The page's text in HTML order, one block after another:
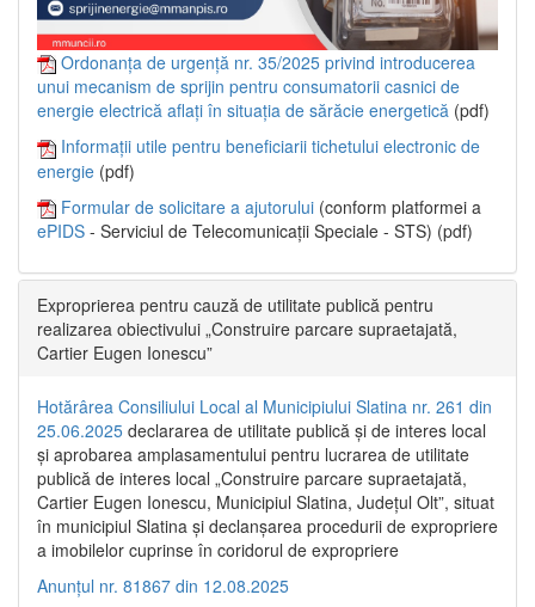
Ordonanța de urgență nr. 35/2025 privind introducerea
unui mecanism de sprijin pentru consumatorii casnici de
energie electrică aflați în situația de sărăcie energetică (pdf)
Informații utile pentru beneficiarii tichetului electronic de
energie (pdf)
Formular de solicitare a ajutorului (conform platformei a
ePIDS - Serviciul de Telecomunicații Speciale - STS) (pdf)
Exproprierea pentru cauză de utilitate publică pentru
realizarea obiectivului „Construire parcare supraetajată,
Cartier Eugen Ionescu”
Hotărârea Consiliului Local al Municipiului Slatina nr. 261 din
25.06.2025 declararea de utilitate publică și de interes local
și aprobarea amplasamentului pentru lucrarea de utilitate
publică de interes local „Construire parcare supraetajată,
Cartier Eugen Ionescu, Municipiul Slatina, Județul Olt”, situat
în municipiul Slatina și declanșarea procedurii de expropriere
a imobilelor cuprinse în coridorul de expropriere
Anunțul nr. 81867 din 12.08.2025